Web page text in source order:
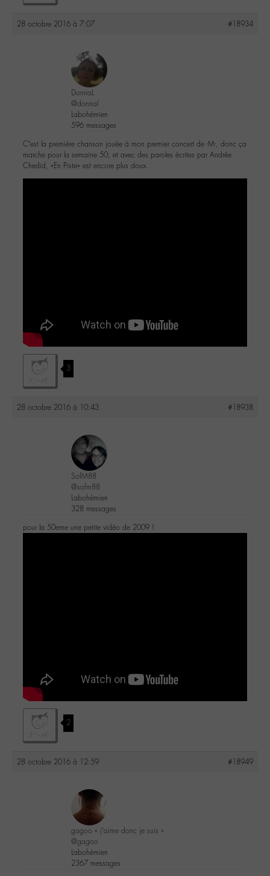
28 octobre 2016 à 7:07 #18934
DonnaL
@donnal
Labohémien
596 messages
C’est la première chanson jouée à mon premier concert de -M-, donc ça
marche pour la semaine 50; et avec des paroles écrites par Andrée
Chedid, «En Piste» est encore plus doux.
3
28 octobre 2016 à 10:43 #18938
SofM88
@sofm88
Labohémien
328 messages
pour la 50eme une petite vidéo de 2009 !
2
28 octobre 2016 à 12:59 #18949
gagoo « j’aime donc je suis »
@gagoo
Labohémien
2367 messages